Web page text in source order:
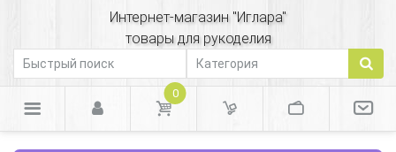
Интернет-магазин "Иглара"
товары для рукоделия
0